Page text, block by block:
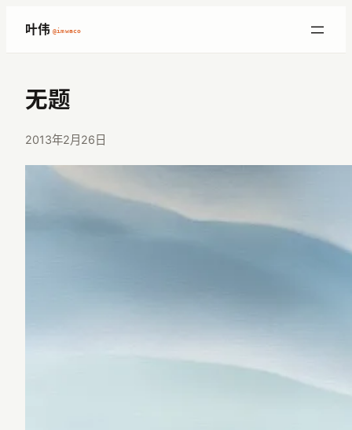
内
叶伟 @imwaco
无题
2013年2月26日